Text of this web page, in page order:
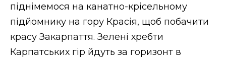
піднімемося на канатно-крісельному
підйомнику на гору Красія, щоб побачити
красу Закарпаття. Зелені хребти
Карпатських гір йдуть за горизонт в